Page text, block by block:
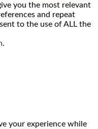
you the most relevant
and repeat
to the use of ALL the
.
your experience while